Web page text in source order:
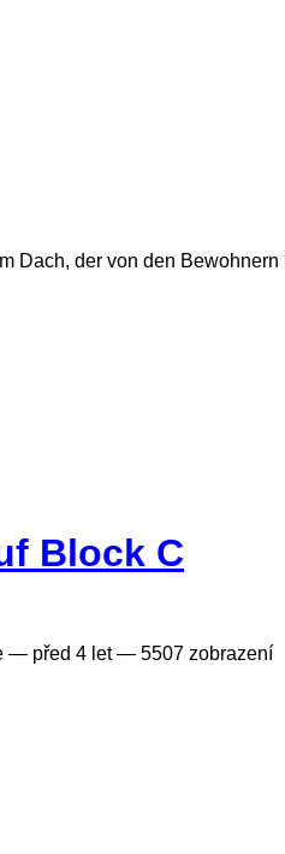
Block C
— před 4 let— 5507 zobrazení